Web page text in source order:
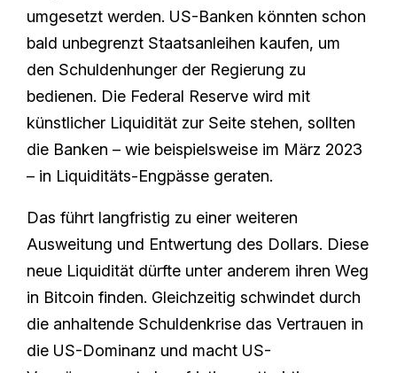
umgesetzt werden. US-Banken könnten schon
bald unbegrenzt Staatsanleihen kaufen, um
den Schuldenhunger der Regierung zu
bedienen. Die Federal Reserve wird mit
künstlicher Liquidität zur Seite stehen, sollten
die Banken – wie beispielsweise im März 2023
– in Liquiditäts-Engpässe geraten.
Das führt langfristig zu einer weiteren
Ausweitung und Entwertung des Dollars. Diese
neue Liquidität dürfte unter anderem ihren Weg
in Bitcoin finden. Gleichzeitig schwindet durch
die anhaltende Schuldenkrise das Vertrauen in
die US-Dominanz und macht US-